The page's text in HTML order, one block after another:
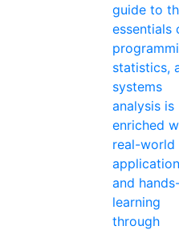
guide to
essentials
statistics,
systems
analysis is
enriched
real-world
and
learning
through